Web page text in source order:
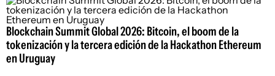
Blockchain Summit Global 2026: Bitcoin, el boom de la
tokenización y la tercera edición de la Hackathon Ethereum
en Uruguay